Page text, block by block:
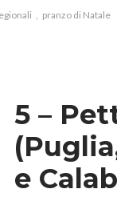
pranzo di Natale
5 –
e